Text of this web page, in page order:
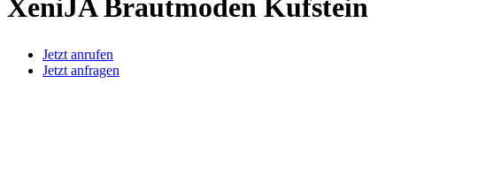
XeniJA Brautmoden Kufstein
Jetzt anrufen
Jetzt anfragen